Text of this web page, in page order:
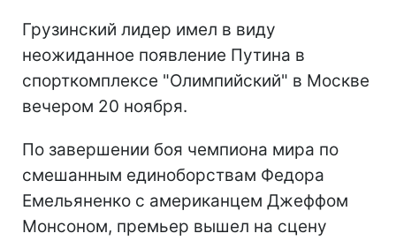
Грузинский лидер имел в виду
неожиданное появление Путина в
спорткомплексе "Олимпийский" в Москве
вечером 20 ноября.
По завершении боя чемпиона мира по
смешанным единоборствам Федора
Емельяненко с американцем Джеффом
Монсоном, премьер вышел на сцену